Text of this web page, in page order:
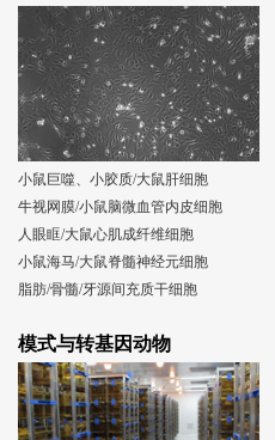
小鼠巨噬、小胶质/大鼠肝细胞
牛视网膜/小鼠脑微血管内皮细胞
人眼眶/大鼠心肌成纤维细胞
小鼠海马/大鼠脊髓神经元细胞
脂肪/骨髓/牙源间充质干细胞
模式与转基因动物